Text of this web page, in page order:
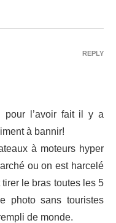
pour l’avoir fait il y a
à bannir!
à moteurs hyper
ou on est harcelé
le bras toutes les 5
photo sans touristes
de monde.
REPLY